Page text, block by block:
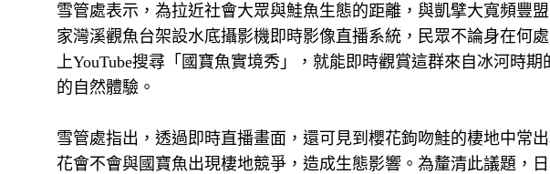
雪管處表示，為拉近社會大眾與鮭魚生態的距離，與凱擘大寬頻豐
家灣溪觀魚台架設水底攝影機即時影像直播系統，民眾不論身在何
上YouTube搜尋「國寶魚實境秀」，就能即時觀賞這群來自冰河時
的自然體驗。
雪管處指出，透過即時直播畫面，還可見到櫻花鉤吻鮭的棲地中常
花會不會與國寶魚出現棲地競爭，造成生態影響。為釐清此議題，